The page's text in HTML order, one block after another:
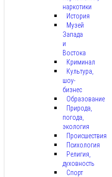
наркотики
История
Музей
Запада
и
Востока
Криминал
Культура,
шоу-
бизнес
Образование
Природа,
погода,
экология
Происшествия
Психология
Религия,
духовность
Спорт